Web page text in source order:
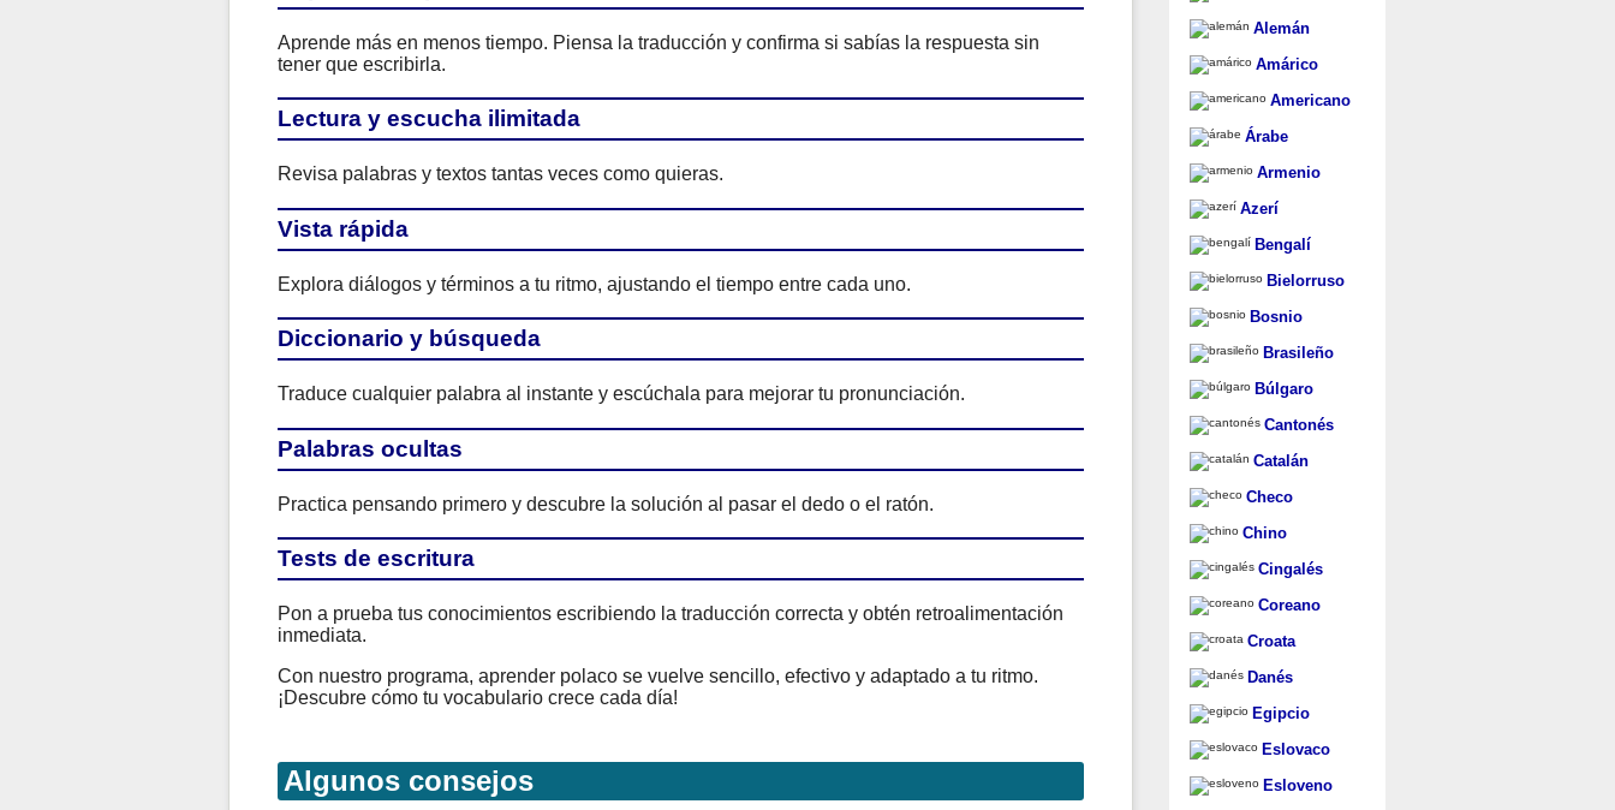
Aprende más en menos tiempo. Piensa la traducción y confirma si sabías la respuesta sin
tener que escribirla.
Lectura y escucha ilimitada
Revisa palabras y textos tantas veces como quieras.
Vista rápida
Explora diálogos y términos a tu ritmo, ajustando el tiempo entre cada uno.
Diccionario y búsqueda
Traduce cualquier palabra al instante y escúchala para mejorar tu pronunciación.
Palabras ocultas
Practica pensando primero y descubre la solución al pasar el dedo o el ratón.
Tests de escritura
Pon a prueba tus conocimientos escribiendo la traducción correcta y obtén retroalimentación
inmediata.
Con nuestro programa, aprender polaco se vuelve sencillo, efectivo y adaptado a tu ritmo.
¡Descubre cómo tu vocabulario crece cada día!
Algunos consejos
Alemán
Amárico
Americano
Árabe
Armenio
Azerí
Bengalí
Bielorruso
Bosnio
Brasileño
Búlgaro
Cantonés
Catalán
Checo
Chino
Cingalés
Coreano
Croata
Danés
Egipcio
Eslovaco
Esloveno